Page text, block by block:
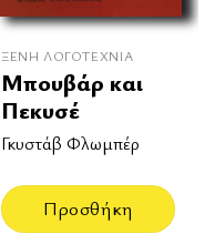
ΞΈΝΗ ΛΟΓΟΤΕΧΝΊΑ
Μπουβάρ και
Πεκυσέ
Γκυστάβ Φλωμπέρ
Προσθήκη